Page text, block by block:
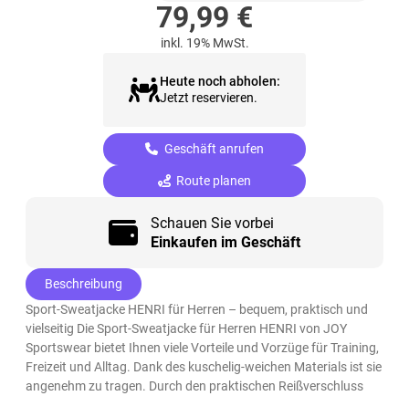
79,99 €
inkl. 19% MwSt.
Heute noch abholen:
Jetzt reservieren.
Geschäft anrufen
Route planen
Schauen Sie vorbei
Einkaufen im Geschäft
Beschreibung
Sport-Sweatjacke HENRI für Herren – bequem, praktisch und
vielseitig Die Sport-Sweatjacke für Herren HENRI von JOY
Sportswear bietet Ihnen viele Vorteile und Vorzüge für Training,
Freizeit und Alltag. Dank des kuschelig-weichen Materials ist sie
angenehm zu tragen. Durch den praktischen Reißverschluss